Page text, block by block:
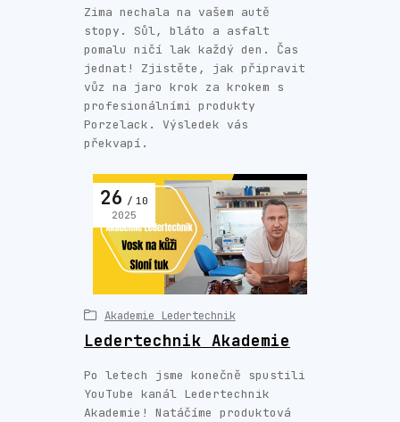
Zima nechala na vašem autě
stopy. Sůl, bláto a asfalt
pomalu ničí lak každý den. Čas
jednat! Zjistěte, jak připravit
vůz na jaro krok za krokem s
profesionálními produkty
Porzelack. Výsledek vás
překvapí.
Ledertechnik Akademie
26
10
2025
Akademie Ledertechnik
Po letech jsme konečně spustili
YouTube kanál Ledertechnik
Akademie! Natáčíme produktová